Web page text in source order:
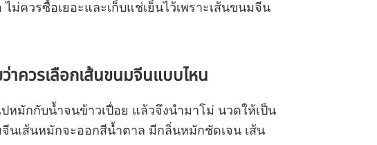
ควรซื้อเยอะและเก็บแช่เย็นไว้เพราะเส้นขนมจีน
ควรเลือกเส้นขนมจีนแบบไหน
ปหมักกับน้ำจนข้าวเปื่อย แล้วจึงนำมาโม่ นวดให้เป็น
นเส้นหมักจะออกสีน้ำตาล มีกลิ่นหมักชัดเจน เส้น